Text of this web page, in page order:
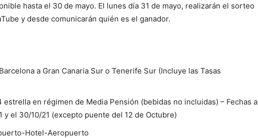
hasta el 30 de mayo. El lunes día 31 de mayo, realizarán el sorteo
y desde comunicarán quién es el ganador.
a Gran Canaria Sur o Tenerife Sur (Incluye las Tasas
estrella en régimen de Media Pensión (bebidas no incluidas) – Fechas a
el 30/10/21 (excepto puente del 12 de Octubre)
Hotel-Aeropuerto